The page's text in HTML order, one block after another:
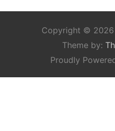
Copyright © 2026
Theme by:
Proudly